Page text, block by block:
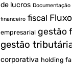
de lucros Documentação
financeiro fiscal
empresarial gestão
gestão
corporativa holding